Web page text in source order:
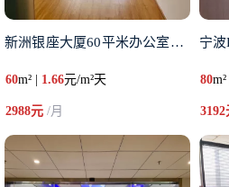
新洲银座大厦60平米办公室出租
60m² | 1.66元/m²天
2988元 /月
宁
80m²